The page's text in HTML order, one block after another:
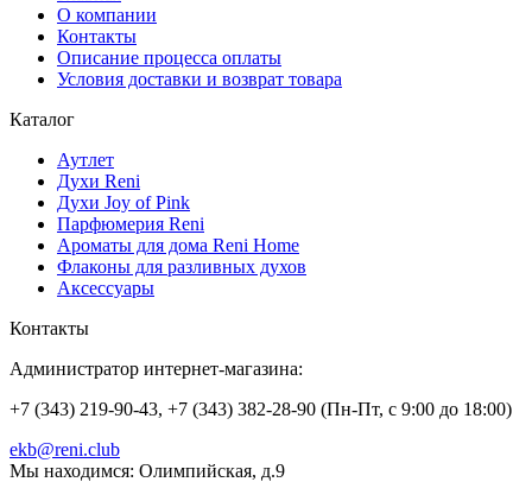
О компании
Контакты
Описание процесса оплаты
Условия доставки и возврат товара
Каталог
Аутлет
Духи Reni
Духи Joy of Pink
Парфюмерия Reni
Ароматы для дома Reni Home
Флаконы для разливных духов
Аксессуары
Контакты
Администратор интернет-магазина:
+7 (343) 219-90-43, +7 (343) 382-28-90 (Пн-Пт, с 9:00 до 18:00)
ekb@reni.club
Мы находимся: Олимпийская, д.9